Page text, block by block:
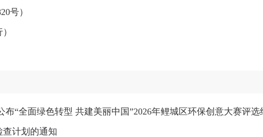
号）
“全面绿色转型 共建美丽中国”2026年鲤城区环保创意大赛评选
查计划的通知